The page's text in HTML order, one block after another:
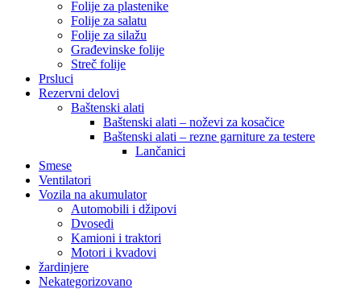
Folije za plastenike
Folije za salatu
Folije za silažu
Građevinske folije
Streč folije
Prsluci
Rezervni delovi
Baštenski alati
Baštenski alati – noževi za kosačice
Baštenski alati – rezne garniture za testere
Lančanici
Smese
Ventilatori
Vozila na akumulator
Automobili i džipovi
Dvosedi
Kamioni i traktori
Motori i kvadovi
žardinjere
Nekategorizovano